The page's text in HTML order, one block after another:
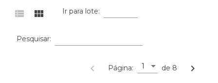
view_list view_module Ir para lote:
Pesquisar:
navigate_before Página: 1 de 8 navigate_next